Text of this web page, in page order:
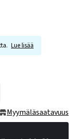
Lue lisää
Myymäläsaatavuus